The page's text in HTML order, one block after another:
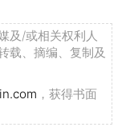
及/或相关权利人
载、摘编、复制及
，获得书面